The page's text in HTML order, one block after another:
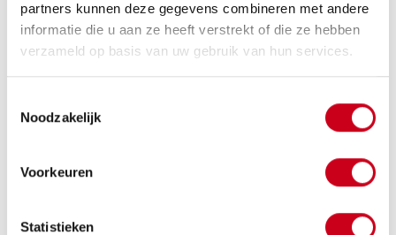
partners kunnen deze gegevens combineren met andere
informatie die u aan ze heeft verstrekt of die ze hebben
verzameld op basis van uw gebruik van hun services.
Noodzakelijk
Voorkeuren
Statistieken
LOREM IPSUM